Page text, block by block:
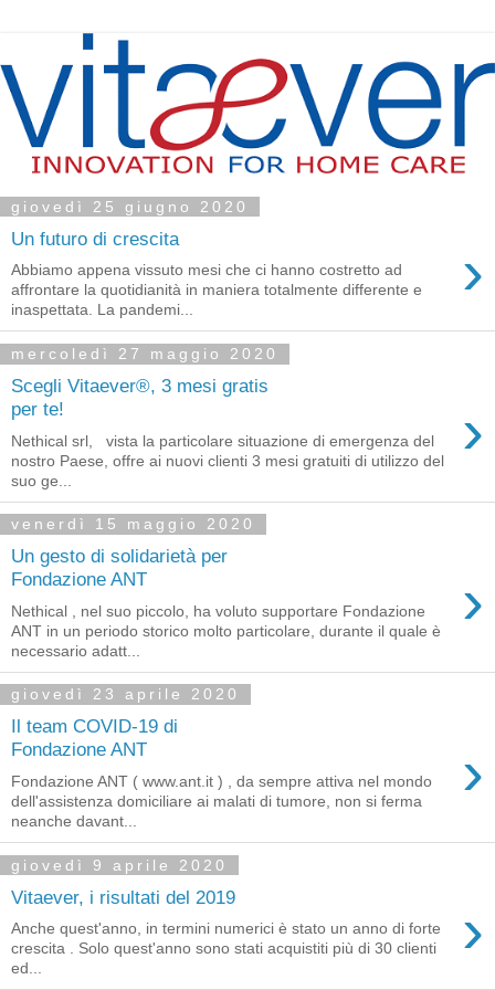
giovedì 25 giugno 2020
Un futuro di crescita ›
Abbiamo appena vissuto mesi che ci hanno costretto ad
affrontare la quotidianità in maniera totalmente differente e
inaspettata. La pandemi...
mercoledì 27 maggio 2020
Scegli Vitaever®, 3 mesi gratis
per te!
›
Nethical srl, vista la particolare situazione di emergenza del
nostro Paese, offre ai nuovi clienti 3 mesi gratuiti di utilizzo del
suo ge...
venerdì 15 maggio 2020
Un gesto di solidarietà per
Fondazione ANT
›
Nethical , nel suo piccolo, ha voluto supportare Fondazione
ANT in un periodo storico molto particolare, durante il quale è
necessario adatt...
giovedì 23 aprile 2020
Il team COVID-19 di
Fondazione ANT
›
Fondazione ANT ( www.ant.it ) , da sempre attiva nel mondo
dell'assistenza domiciliare ai malati di tumore, non si ferma
neanche davant...
giovedì 9 aprile 2020
Vitaever, i risultati del 2019 ›
Anche quest'anno, in termini numerici è stato un anno di forte
crescita . Solo quest'anno sono stati acquistiti più di 30 clienti
ed...